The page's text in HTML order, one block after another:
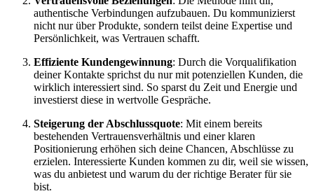
authentische Verbindungen aufzubauen. Du kommunizierst
nicht nur über Produkte, sondern teilst deine Expertise und
Persönlichkeit, was Vertrauen schafft.
Effiziente Kundengewinnung: Durch die Vorqualifikation
deiner Kontakte sprichst du nur mit potenziellen Kunden, die
wirklich interessiert sind. So sparst du Zeit und Energie und
investierst diese in wertvolle Gespräche.
Steigerung der Abschlussquote: Mit einem bereits
bestehenden Vertrauensverhältnis und einer klaren
Positionierung erhöhen sich deine Chancen, Abschlüsse zu
erzielen. Interessierte Kunden kommen zu dir, weil sie wissen,
was du anbietest und warum du der richtige Berater für sie
bist.